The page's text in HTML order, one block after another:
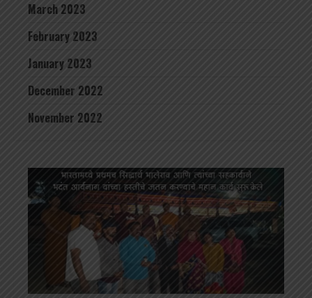
March 2023
February 2023
January 2023
December 2022
November 2022